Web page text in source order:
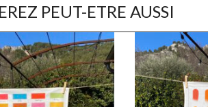
PEUT-ETRE AUSSI